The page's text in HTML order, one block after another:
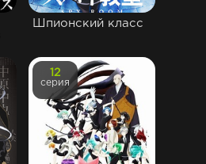
Шпионский класс
12
серия